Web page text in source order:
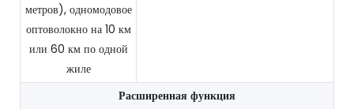
метров), одномодовое
оптоволокно на 10 км
или 60 км по одной
жиле
Расширенная функция